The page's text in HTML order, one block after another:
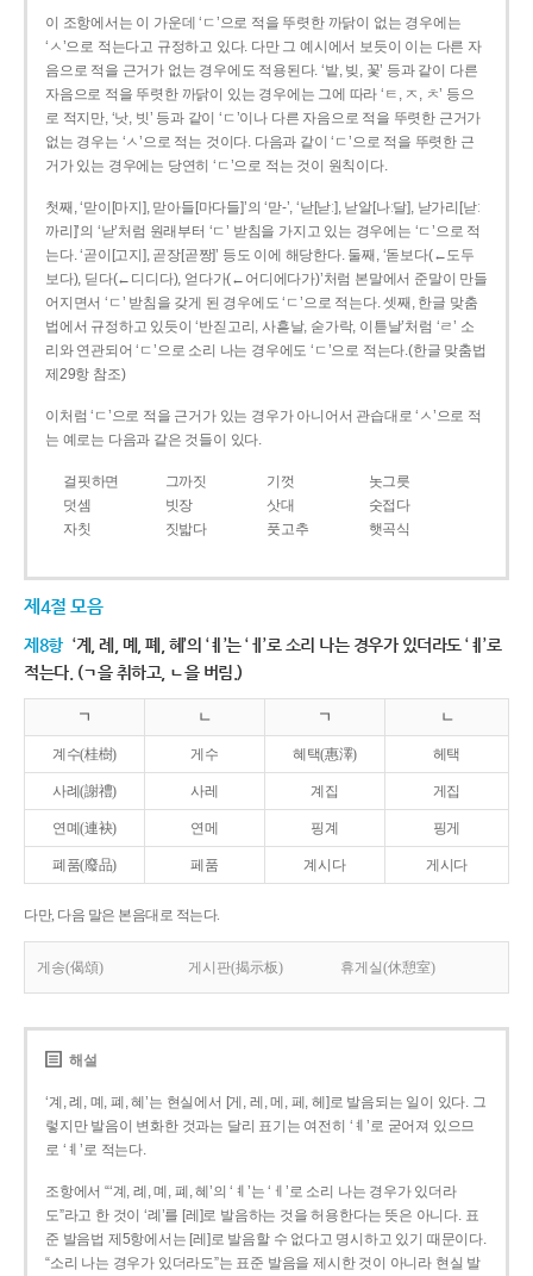
이 조항에서는 이 가운데 ‘ㄷ’으로 적을 뚜렷한 까닭이 없는 경우에는
‘ㅅ’으로 적는다고 규정하고 있다. 다만 그 예시에서 보듯이 이는 다른 자
음으로 적을 근거가 없는 경우에도 적용된다. ‘밭, 빚, 꽃’ 등과 같이 다른
자음으로 적을 뚜렷한 까닭이 있는 경우에는 그에 따라 ‘ㅌ, ㅈ, ㅊ’ 등으
로 적지만, ‘낫, 빗’ 등과 같이 ‘ㄷ’이나 다른 자음으로 적을 뚜렷한 근거가
없는 경우는 ‘ㅅ’으로 적는 것이다. 다음과 같이 ‘ㄷ’으로 적을 뚜렷한 근
거가 있는 경우에는 당연히 ‘ㄷ’으로 적는 것이 원칙이다.
첫째, ‘맏이[마지], 맏아들[마다들]’의 ‘맏-’, ‘낟[낟ː], 낟알[나ː달], 낟가리[낟ː
까리]’의 ‘낟’처럼 원래부터 ‘ㄷ’ 받침을 가지고 있는 경우에는 ‘ㄷ’으로 적
는다. ‘곧이[고지], 곧장[곧짱]’ 등도 이에 해당한다. 둘째, ‘돋보다(←도두
보다), 딛다(←디디다), 얻다가(←어디에다가)’처럼 본말에서 준말이 만들
어지면서 ‘ㄷ’ 받침을 갖게 된 경우에도 ‘ㄷ’으로 적는다. 셋째, 한글 맞춤
법에서 규정하고 있듯이 ‘반짇고리, 사흗날, 숟가락, 이튿날’처럼 ‘ㄹ’ 소
리와 연관되어 ‘ㄷ’으로 소리 나는 경우에도 ‘ㄷ’으로 적는다.(한글 맞춤법
제29항 참조)
이처럼 ‘ㄷ’으로 적을 근거가 있는 경우가 아니어서 관습대로 ‘ㅅ’으로 적
는 예로는 다음과 같은 것들이 있다.
걸핏하면 그까짓 기껏
놋그릇
덧셈
빗장 삿대
숫접다
자칫
짓밟다 풋고추 햇곡식
제4절 모음
제8항 ‘계, 례, 몌, 폐, 혜’의 ‘ㅖ’는 ‘ㅔ’로 소리 나는 경우가 있더라도 ‘ㅖ’로
적는다. (ㄱ을 취하고, ㄴ을 버림.)
ㄱ ㄴ ㄱ ㄴ
계수(桂樹) 게수 혜택(惠澤) 헤택
사례(謝禮) 사레 계집 게집
연몌(連袂) 연메 핑계 핑게
폐품(廢品) 페품 계시다 게시다
다만, 다음 말은 본음대로 적는다.
게송(偈頌) 게시판(揭示板) 휴게실(休憩室)
해설
‘계, 례, 몌, 폐, 혜’는 현실에서 [게, 레, 메, 페, 헤]로 발음되는 일이 있다. 그
렇지만 발음이 변화한 것과는 달리 표기는 여전히 ‘ㅖ’로 굳어져 있으므
로 ‘ㅖ’로 적는다.
조항에서 “‘계, 례, 몌, 폐, 혜’의 ‘ㅖ’는 ‘ㅔ’로 소리 나는 경우가 있더라
도”라고 한 것이 ‘례’를 [레]로 발음하는 것을 허용한다는 뜻은 아니다. 표
준 발음법 제5항에서는 [레]로 발음할 수 없다고 명시하고 있기 때문이다.
“소리 나는 경우가 있더라도”는 표준 발음을 제시한 것이 아니라 현실 발